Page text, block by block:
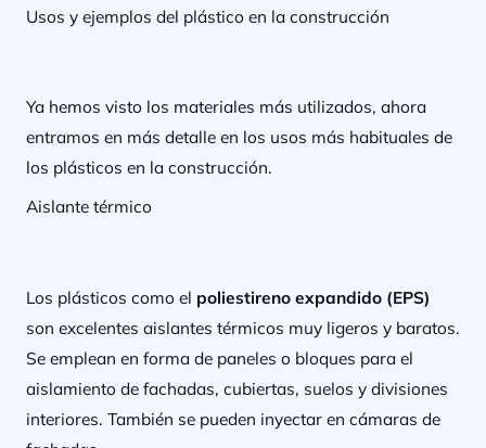
Usos y ejemplos del plástico en la construcción
Ya hemos visto los materiales más utilizados, ahora
entramos en más detalle en los usos más habituales de
los plásticos en la construcción.
Aislante térmico
Los plásticos como el poliestireno expandido (EPS)
son excelentes aislantes térmicos muy ligeros y baratos.
Se emplean en forma de paneles o bloques para el
aislamiento de fachadas, cubiertas, suelos y divisiones
interiores. También se pueden inyectar en cámaras de